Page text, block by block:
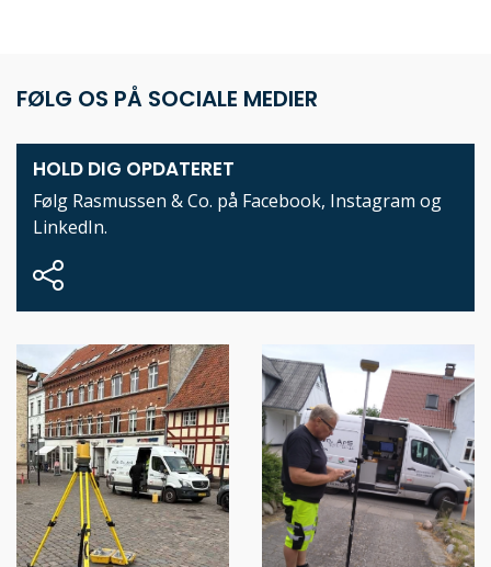
FØLG OS PÅ SOCIALE MEDIER
HOLD DIG OPDATERET
Følg Rasmussen & Co. på Facebook, Instagram og
LinkedIn.